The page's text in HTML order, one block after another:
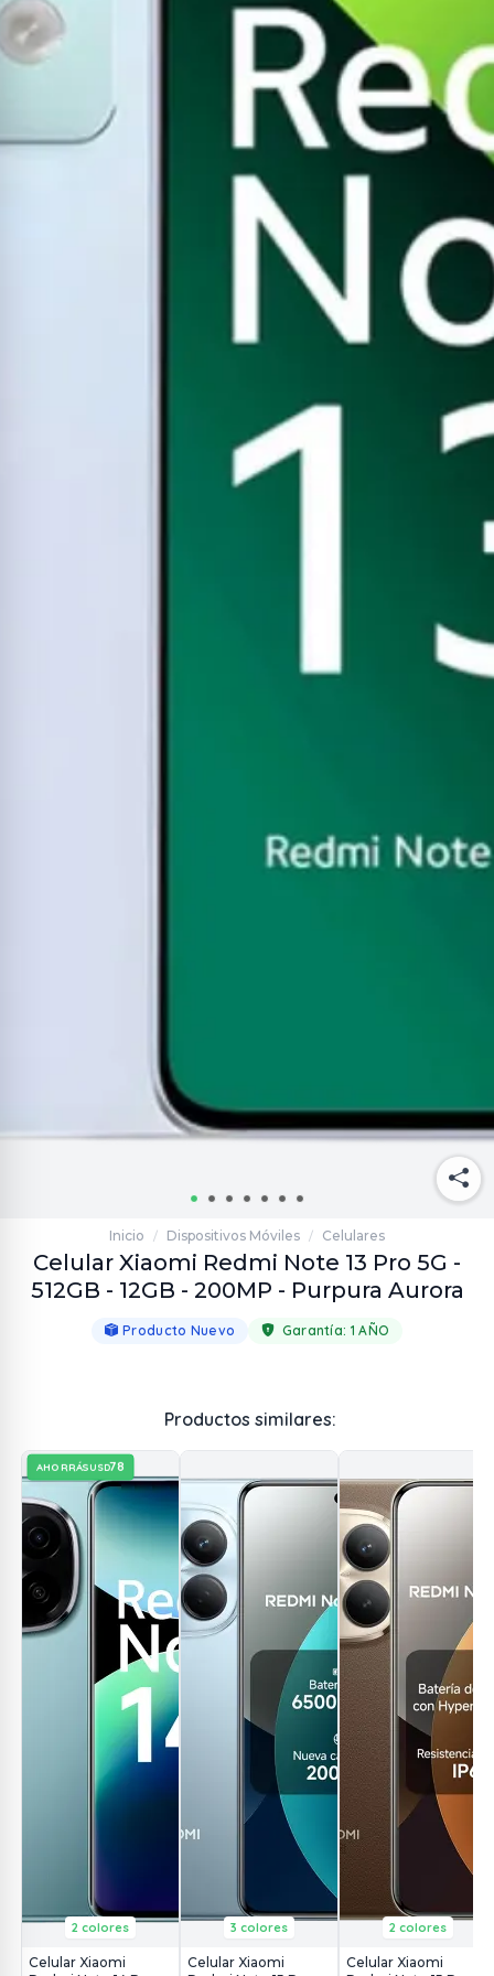
Inicio / Dispositivos Móviles / Celulares
Celular Xiaomi Redmi Note 13 Pro 5G -
512GB - 12GB - 200MP - Purpura Aurora
Producto Nuevo Garantía: 1 AÑO
Productos similares:
AHORRÁSUSD78
2 colores
Celular Xiaomi
3 colores
Celular Xiaomi
2 colores
Celular Xiaomi